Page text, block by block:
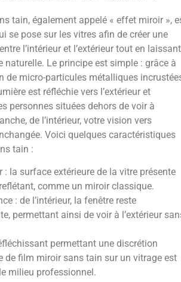
tain, également appelé « effet miroir »,
se pose sur les vitres afin de créer une
l’intérieur et l’extérieur tout en laissant
naturelle. Le principe est simple : grâce à
de micro-particules métalliques
est réfléchie vers l’extérieur et
personnes situées dehors de voir à
de l’intérieur, votre vision vers
Voici quelques caractéristiques
tain :
: la surface extérieure de la vitre présente
comme un miroir classique.
: de l’intérieur, la fenêtre reste
permettant ainsi de voir à l’extérieur
permettant une discrétion
de film miroir sans tain sur un vitrage est
milieu professionnel.